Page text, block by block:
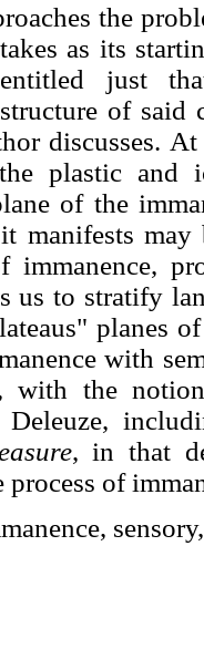
the
as its
just
of said
discusses.
plastic and
of the
manifests
immanence,
us to stratify
planes
with
with the
Deleuze,
, in that
of